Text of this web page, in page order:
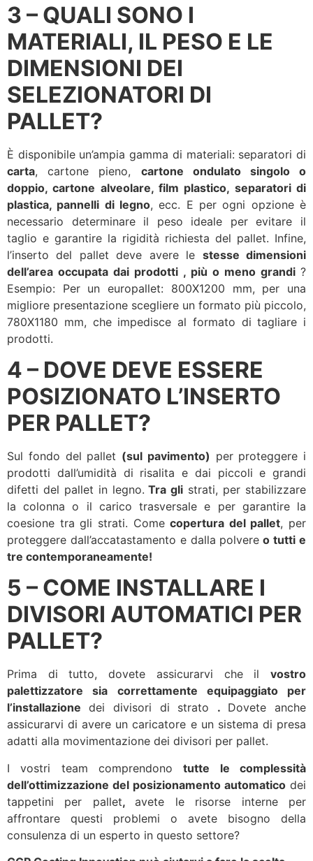
3 – QUALI SONO I
MATERIALI, IL PESO E LE
DIMENSIONI DEI
SELEZIONATORI DI
PALLET?
È disponibile un’ampia gamma di materiali: separatori di
carta, cartone pieno, cartone ondulato singolo o
doppio, cartone alveolare, film plastico, separatori di
plastica, pannelli di legno, ecc. E per ogni opzione è
necessario determinare il peso ideale per evitare il
taglio e garantire la rigidità richiesta del pallet. Infine,
l’inserto del pallet deve avere le stesse dimensioni
dell’area occupata dai prodotti , più o meno grandi ?
Esempio: Per un europallet: 800X1200 mm, per una
migliore presentazione scegliere un formato più piccolo,
780X1180 mm, che impedisce al formato di tagliare i
prodotti.
4 – DOVE DEVE ESSERE
POSIZIONATO L’INSERTO
PER PALLET?
Sul fondo del pallet (sul pavimento) per proteggere i
prodotti dall’umidità di risalita e dai piccoli e grandi
difetti del pallet in legno. Tra gli strati, per stabilizzare
la colonna o il carico trasversale e per garantire la
coesione tra gli strati. Comecopertura del pallet, per
proteggere dall’accatastamento e dalla polvere o tutti e
tre contemporaneamente!
5 – COME INSTALLARE I
DIVISORI AUTOMATICI PER
PALLET?
Prima di tutto, dovete assicurarvi che il vostro
palettizzatoresia correttamente equipaggiato per
l’installazione dei divisori di strato . Dovete anche
assicurarvi di avere un caricatore e un sistema di presa
adatti alla movimentazione dei divisori per pallet.
I vostri team comprendonotutte le complessità
dell’ottimizzazione del posizionamento automatico dei
tappetini per pallet,avete le risorse interne per
affrontare questi problemi o avete bisogno della
consulenza di un esperto in questo settore?